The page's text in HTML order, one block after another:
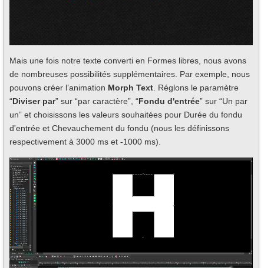
Mais une fois notre texte converti en Formes libres, nous avons
de nombreuses possibilités supplémentaires. Par exemple, nous
pouvons créer l’animation Morph Text. Réglons le paramètre
“Diviser par” sur “par caractère”, “Fondu d'entrée” sur “Un par
un” et choisissons les valeurs souhaitées pour Durée du fondu
d'entrée et Chevauchement du fondu (nous les définissons
respectivement à 3000 ms et -1000 ms).